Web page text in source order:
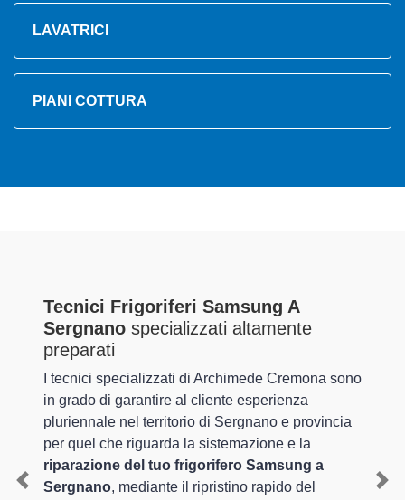
LAVATRICI
PIANI COTTURA
Tecnici Frigoriferi Samsung A
Sergnano specializzati altamente
preparati
I tecnici specializzati di Archimede Cremona sono
in grado di garantire al cliente esperienza
pluriennale nel territorio di Sergnano e provincia
per quel che riguarda la sistemazione e la
riparazione del tuo frigorifero Samsung a
Sergnano, mediante il ripristino rapido del
Previous